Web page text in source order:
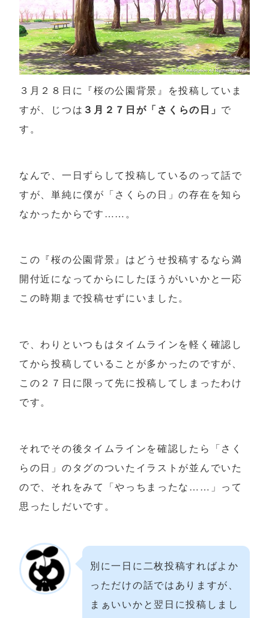
３月２８日に『桜の公園背景』を投稿していま
すが、じつは ３月２７日が「さくらの日」 で
す。
なんで、一日ずらして投稿しているのって話で
すが、単純に僕が「さくらの日」の存在を知ら
なかったからです……。
この『桜の公園背景』はどうせ投稿するなら満
開付近になってからにしたほうがいいかと一応
この時期まで投稿せずにいました。
で、わりといつもはタイムラインを軽く確認し
てから投稿していることが多かったのですが、
この２７日に限って先に投稿してしまったわけ
です。
それでその後タイムラインを確認したら「さく
らの日」のタグのついたイラストが並んでいた
ので、それをみて「やっちまったな……」って
思ったしだいです。
別に一日に二枚投稿すればよか
っただけの話ではありますが、
まぁいいかと翌日に投稿しまし